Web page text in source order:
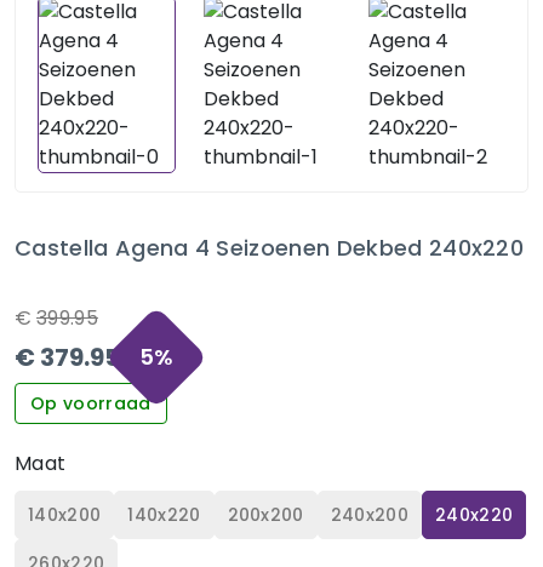
Castella Agena 4 Seizoenen Dekbed 240x220
€ 399.95
€ 379.95 5%
Op voorraad
Maat
140x200 140x220 200x200 240x200
240x220